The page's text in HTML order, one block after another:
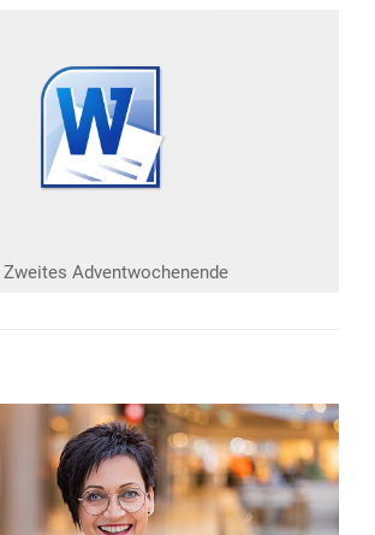
Zweites Adventwochenende